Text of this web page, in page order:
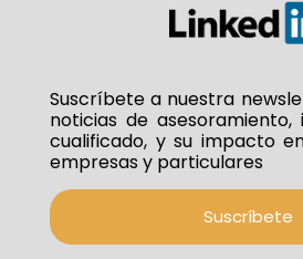
Suscríbete a nuestra
noticias de asesoramiento,
cualificado, y su impacto
empresas y particulares
Suscríbete